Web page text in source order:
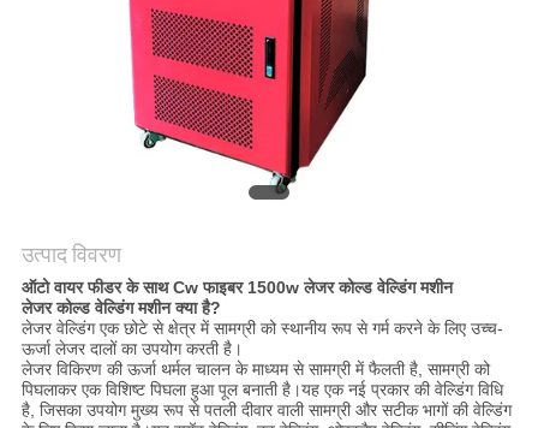
РУССКИЙ
PRIVACY
POLICY
उत्पाद विवरण
ऑटो वायर फीडर के साथ Cw फाइबर 1500w लेजर कोल्ड वेल्डिंग मशीन
लेजर कोल्ड वेल्डिंग मशीन क्या है?
लेजर वेल्डिंग एक छोटे से क्षेत्र में सामग्री को स्थानीय रूप से गर्म करने के लिए उच्च-
ऊर्जा लेजर दालों का उपयोग करती है।
लेजर विकिरण की ऊर्जा थर्मल चालन के माध्यम से सामग्री में फैलती है, सामग्री को
पिघलाकर एक विशिष्ट पिघला हुआ पूल बनाती है।यह एक नई प्रकार की वेल्डिंग विधि
है, जिसका उपयोग मुख्य रूप से पतली दीवार वाली सामग्री और सटीक भागों की वेल्डिंग